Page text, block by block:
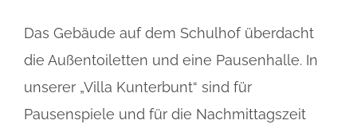
Das Gebäude auf dem Schulhof überdacht
die Außentoiletten und eine Pausenhalle. In
unserer „Villa Kunterbunt“ sind für
Pausenspiele und für die Nachmittagszeit